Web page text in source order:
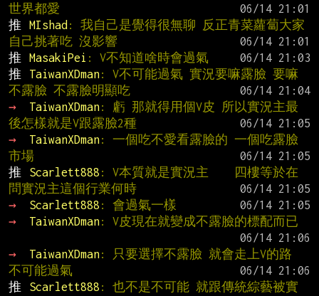
世界都愛
推
MIshad : 我自己是覺得很無聊 反正青菜蘿蔔大家
自己挑著吃 沒影響
推
MasakiPei : V不知道啥時會過氣
推
TaiwanXDman: V不可能過氣 實況要嘛露臉 要嘛
不露臉 不露臉明顯吃
→
TaiwanXDman: 虧 那就得用個V皮 所以實況主最
後怎樣就是V跟露臉2種
→
TaiwanXDman: 一個吃不愛看露臉的 一個吃露臉
市場
推
Scarlett888 : V本質就是實況主    四樓等於在
問實況主這個行業何時
→
Scarlett888 : 會過氣一樣
→
TaiwanXDman: V皮現在就變成不露臉的標配而已
→
TaiwanXDman: 只要選擇不露臉 就會走上V的路
不可能過氣
推
Scarlett888 : 也不是不可能 就跟傳統綜藝被實